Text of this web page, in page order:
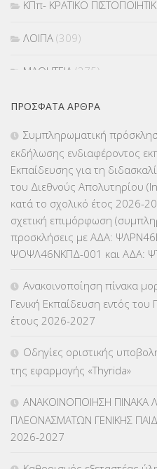
ΚΠπ- ΚΡΑΤΙΚΟ
ΛΟΙΠΑ (309)
ΜΑΘΗΤΕΙΑ (275)
ΜΕΤΑΘΕΣΕΙΣ-ΤΟΠΟΘΕΤΗΣΕΙΣ
ΜΕΤΑΤΑΞΕΙΣ(87)
ΜΕΤΑΦΟΡΑ ΜΑΘΗΤΩΝ(3)
ΝΟΜΟΘΕΣΙΑ(66)
ΟΙΚΟΝΟΜΙΚΑ ΘΕΜΑΤΑ(73)
ΠΑΝΕΛΛΑΔΙΚΕΣ ΕΞΕΤΑΣΕΙΣ
ΣΕΜΙΝΑΡΙΑ – ΗΜΕΡΙΔΕΣ
ΣΕΠ(50)
ΣΤΕΛΕΧΗ
ΠΡΌΣΦΑΤΑ ΆΡΘΡΑ
Συμπληρωματική
εκδήλωσης ενδιαφέροντος
Εκπαίδευσης για τη
του Διεθνούς Απολυτηρίου
κατά το σχολικό έτος 2026-
σχετική επιμόρφωση
προσκλήσεις με ΑΔΑ:
ΨΟΨΛ46ΝΚΠΔ-001 και ΑΔΑ:
Ανακοινοποίηση πίνακα
Γενική Εκπαίδευση εντός
έτους 2026-2027
Οδηγίες οριστικής
της εφαρμογής «Thyrida»
ΑΝΑΚΟΙΝΟΠΟΙΗΣΗ ΠΙΝΑΚΑ
ΠΛΕΟΝΑΣΜΑΤΩΝ ΓΕΝΙΚΗΣ
2026-2027